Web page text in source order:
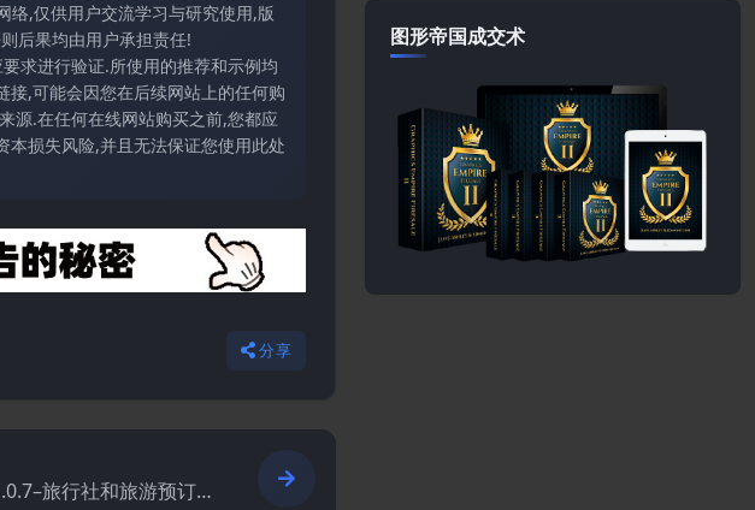
络,仅供用户交流学习与研究使用,版
后果均由用户承担责任!
求进行验证.所使用的推荐和示例均
接,可能会因您在后续网站上的任何购
源.在任何在线网站购买之前,您都应
损失风险,并且无法保证您使用此处
分享
旅行社和旅游预订W
图形帝国成交术